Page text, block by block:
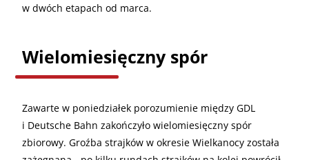
w dwóch etapach od marca.
Wielomiesięczny spór
Zawarte w poniedziałek porozumienie między GDL
i Deutsche Bahn zakończyło wielomiesięczny spór
zbiorowy. Groźba strajków w okresie Wielkanocy została